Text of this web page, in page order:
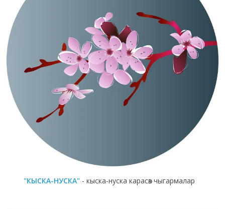
"КЫСКА-НУСКА" - кыска-нуска карасөз чыгармалар